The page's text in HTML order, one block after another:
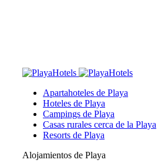
Apartahoteles de Playa
Hoteles de Playa
Campings de Playa
Casas rurales cerca de la Playa
Resorts de Playa
Alojamientos de Playa